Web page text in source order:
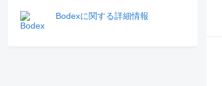
Bodexに関する詳細情報